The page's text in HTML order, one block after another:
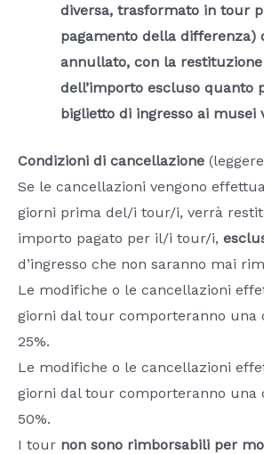
diversa, trasformato in tour
pagamento della differenza)
annullato, con la
dell’importo escluso quanto
biglietto di ingresso ai musei
Condizioni di cancellazione
Se le cancellazioni vengono
giorni prima del/i tour/i, verrà
importo pagato per il/i tour/i,
d’ingresso che non saranno mai
Le modifiche o le cancellazioni
giorni dal tour comporteranno una
25%.
Le modifiche o le cancellazioni
giorni dal tour comporteranno una
50%.
I tour non sono rimborsabili per